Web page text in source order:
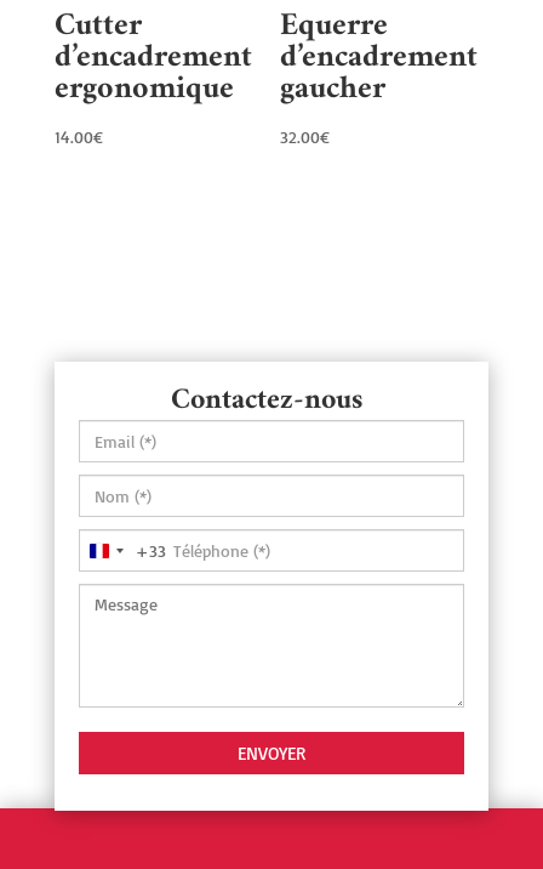
Cutter
d’encadrement
ergonomique
14.00€
Equerre
d’encadrement
gaucher
32.00€
Contactez-nous
France
+33
+33